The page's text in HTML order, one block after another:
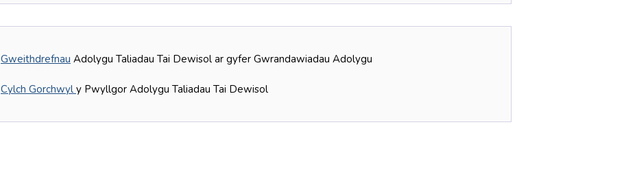
Gweithdrefnau Adolygu Taliadau Tai Dewisol ar gyfer Gwrandawiadau Adolygu
Cylch Gorchwyl y Pwyllgor Adolygu Taliadau Tai Dewisol